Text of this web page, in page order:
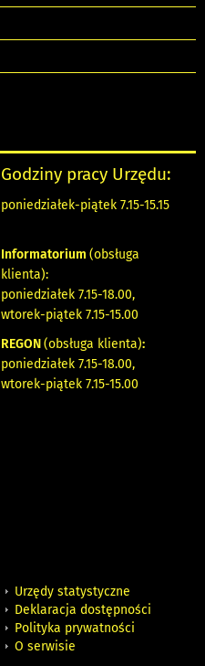
Godziny pracy Urzędu:
poniedziałek-piątek 7.15-15.15
Informatorium (obsługa
klienta):
poniedziałek 7.15-18.00,
wtorek-piątek 7.15-15.00
REGON(obsługa klienta):
poniedziałek 7.15-18.00,
wtorek-piątek 7.15-15.00
Urzędy statystyczne
Deklaracja dostępności
Polityka prywatności
O serwisie